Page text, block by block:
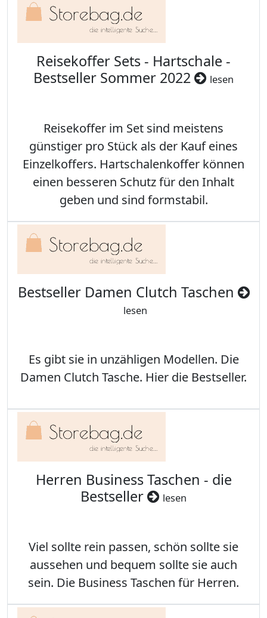
Reisekoffer Sets - Hartschale -
Bestseller Sommer 2022
lesen
Reisekoffer im Set sind meistens
günstiger pro Stück als der Kauf eines
Einzelkoffers. Hartschalenkoffer können
einen besseren Schutz für den Inhalt
geben und sind formstabil.
Bestseller Damen Clutch Taschen
lesen
Es gibt sie in unzähligen Modellen. Die
Damen Clutch Tasche. Hier die Bestseller.
Herren Business Taschen - die
Bestseller
lesen
Viel sollte rein passen, schön sollte sie
aussehen und bequem sollte sie auch
sein. Die Business Taschen für Herren.